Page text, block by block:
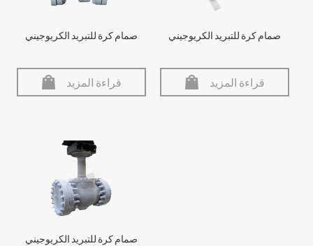
صمام كرة للتبريد الكريوجيني
قراءة المزيد
صمام كرة للتبريد الكريوجيني
قراءة المزيد
صمام كرة للتبريد الكريوجيني